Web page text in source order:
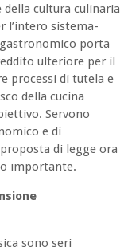
cultura culinaria
l’intero sistema-
porta
ulteriore per il
processi di tutela e
della cucina
Servono
e di
di legge ora
importante.
sono seri